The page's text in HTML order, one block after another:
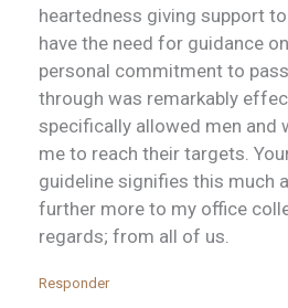
heartedness giving support
have the need for guidance
personal commitment to
through was remarkably
specifically allowed men and
me to reach their targets.
guideline signifies this much
further more to my office
regards; from all of us.
Responder